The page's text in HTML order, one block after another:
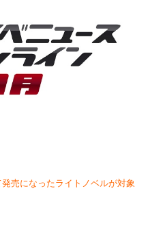
売になったライトノベルが対象